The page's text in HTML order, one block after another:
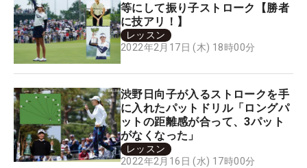
等にして振り子ストローク【勝者
に技アリ！】
レッスン
2022年2月17日 (木) 18時00分
渋野日向子が入るストロークを手
に入れたパットドリル「ロングパ
ットの距離感が合って、3パット
がなくなった」
レッスン
2022年2月16日 (水) 17時00分